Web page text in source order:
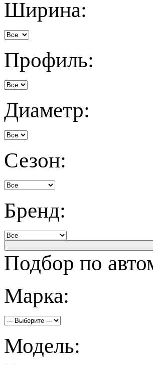
Ширина:
Профиль:
Диаметр:
Сезон:
Бренд:
Подбор по
Марка:
Модель: